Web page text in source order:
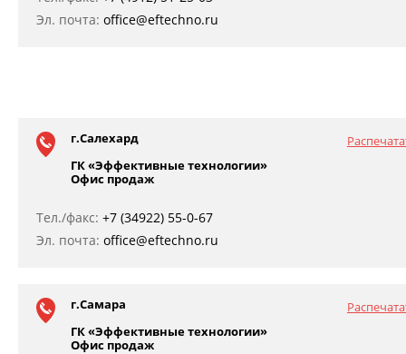
Эл. почта: office@eftechno.ru
г.Салехард
ГК «Эффективные технологии»
Офис продаж
Тел./факс: +7 (34922) 55-0-67
Эл. почта: office@eftechno.ru
г.Самара
ГК «Эффективные технологии»
Офис продаж